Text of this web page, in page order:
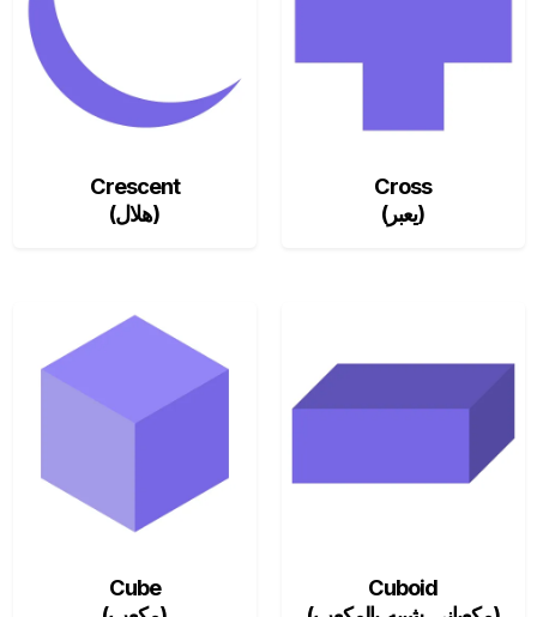
Crescent
(هلال)
Cross
(يعبر)
Cube
Cuboid